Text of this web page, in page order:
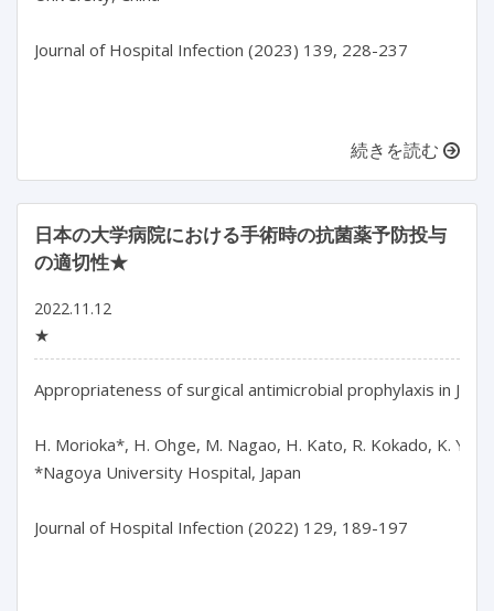
Journal of Hospital Infection (2023) 139, 228-237
続きを読む
日本の大学病院における手術時の抗菌薬予防投与
の適切性★
2022.11.12
★
Appropriateness of surgical antimicrobial prophylaxis in
H. Morioka*, H. Ohge, M. Nagao, H. Kato, R. Kokado, K.
*Nagoya University Hospital, Japan
Journal of Hospital Infection (2022) 129, 189-197